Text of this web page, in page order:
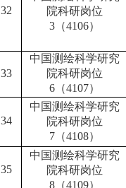
32
院科研岗位
3（4106）
33
中国测绘科学研究
院科研岗位
6（4107）
34
中国测绘科学研究
院科研岗位
7（4108）
35
中国测绘科学研究
院科研岗位
8（4109）